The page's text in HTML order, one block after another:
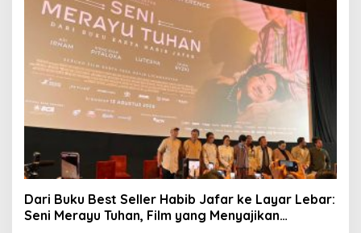
Dari Buku Best Seller Habib Jafar ke Layar Lebar:
Seni Merayu Tuhan, Film yang Menyajikan